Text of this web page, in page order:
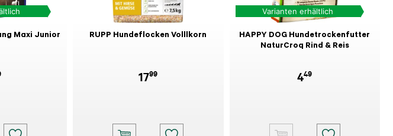
Maxi Junior RUPP Hundeflocken Volllkorn
1799
Varianten erhältlich
HAPPY DOG Hundetrockenfutter
NaturCroq Rind & Reis
449